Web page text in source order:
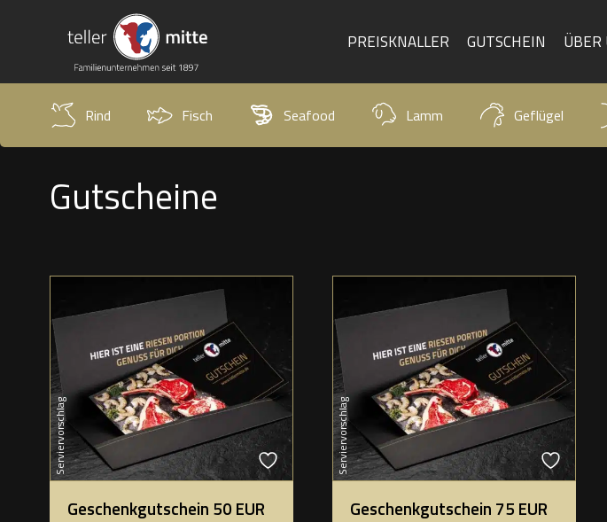
PREISKNALLER GUTSCHEIN ÜBER
Rind Fisch Seafood Lamm Geflügel
Gutscheine
Serviervorschlag
Geschenkgutschein 50 EUR
Serviervorschlag
Geschenkgutschein 75 EUR